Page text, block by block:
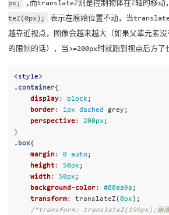
px; ,而translateZ则是控制物体在Z轴的移动，
teZ(0px);
表示在原始位置不动，当
越靠近视点，图像会越来越大（如果父辈元素
的限制的话），当>=200px时就跑到视点后方了
<style>
.container{
display: block ;
border: 1px dashed grey ;
perspective: 200px ;
}
.box{
margin: 0 auto ;
height: 50px ;
width: 50px ;
background-color: #00aa9a ;
transform: translateZ(0px);
/*transform: translateZ(199px);画